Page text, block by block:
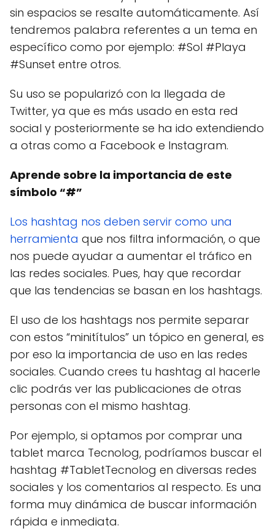
sin espacios se resalte automáticamente. Así
tendremos palabra referentes a un tema en
específico como por ejemplo: #Sol #Playa
#Sunset entre otros.
Su uso se popularizó con la llegada de
Twitter, ya que es más usado en esta red
social y posteriormente se ha ido extendiendo
a otras como a Facebook e Instagram.
Aprende sobre la importancia de este
símbolo “#”
Los hashtag nos deben servir como una
herramienta que nos filtra información, o que
nos puede ayudar a aumentar el tráfico en
las redes sociales. Pues, hay que recordar
que las tendencias se basan en los hashtags.
El uso de los hashtags nos permite separar
con estos “minitítulos” un tópico en general, es
por eso la importancia de uso en las redes
sociales. Cuando crees tu hashtag al hacerle
clic podrás ver las publicaciones de otras
personas con el mismo hashtag.
Por ejemplo, si optamos por comprar una
tablet marca Tecnolog, podríamos buscar el
hashtag #TabletTecnolog en diversas redes
sociales y los comentarios al respecto. Es una
forma muy dinámica de buscar información
rápida e inmediata.